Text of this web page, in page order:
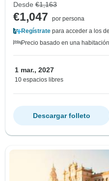
Desde €1,163
€1,047
por persona
Regístrate para acceder a los
Precio basado en una
1 mar., 2027
10 espacios libres
Descargar folleto